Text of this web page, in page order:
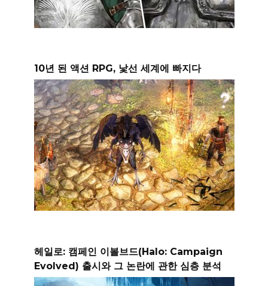
10년 된 액션 RPG, 낯선 세계에 빠지다
헤일로: 캠페인 이볼브드(Halo: Campaign
Evolved) 출시와 그 논란에 관한 심층 분석